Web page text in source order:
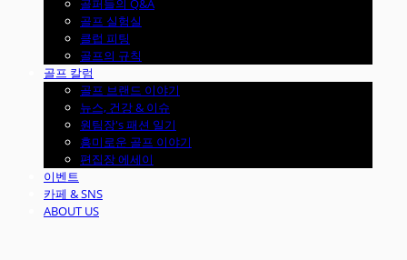
골퍼들의 Q&A
골프 실험실
클럽 피팅
골프의 규칙
골프 칼럼
골프 브랜드 이야기
뉴스, 건강 & 이슈
원팀장's 패션 일기
흥미로운 골프 이야기
편집장 에세이
이벤트
카페 & SNS
ABOUT US